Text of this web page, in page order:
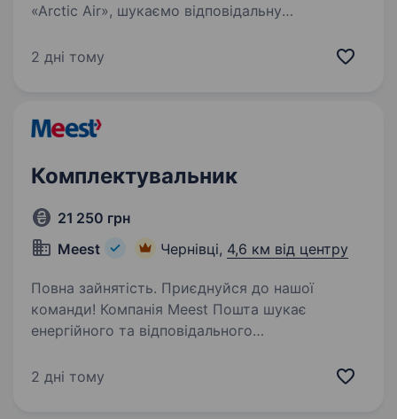
«Arctic Air», шукаємо відповідальну
складу у Чернівцях. Обов’язки: Прийом,
2 дні тому
Комплектувальник
21 250 грн
Meest
Чернівці, 4,6 км від центру
Повна зайнятість. Приєднуйся до нашої
команди! Компанія Meest Пошта шукає
енергійного та відповідального
Якщо ти любиш активну роботу і хочеш бути
2 дні тому